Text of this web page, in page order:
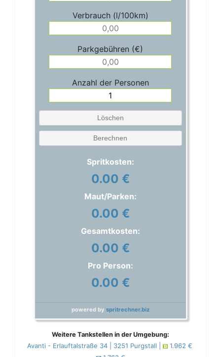
Verbrauch (l/100km)
Parkgebühren (€)
Anzahl der Personen
Löschen
Berechnen
Spritkosten:
0.00 €
Maut/Parken:
0.00 €
Gesamtkosten:
0.00 €
Pro Person:
0.00 €
powered by spritrechner.biz
Weitere Tankstellen in der Umgebung:
Avanti - Erlauftalstraße 34 | 3251 Purgstall |
1.962 €